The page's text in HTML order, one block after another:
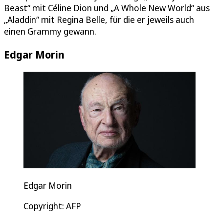
Beast“ mit Céline Dion und „A Whole New World“ aus
„Aladdin“ mit Regina Belle, für die er jeweils auch
einen Grammy gewann.
Edgar Morin
Edgar Morin
Copyright: AFP